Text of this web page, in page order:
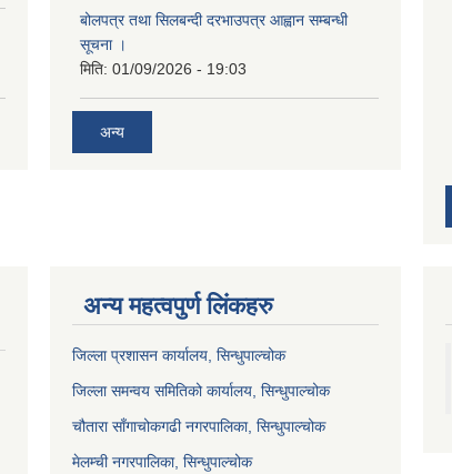
बोलपत्र तथा सिलबन्दी दरभाउपत्र आह्वान सम्बन्धी
सूचना ।
मिति: 01/09/2026 - 19:03
अन्य
अन्य महत्वपुर्ण लिंकहरु
जिल्ला प्रशासन कार्यालय, सिन्धुपाल्चोक
जिल्ला समन्वय समितिको कार्यालय, सिन्धुपाल्चोक
चौतारा साँगाचोकगढी नगरपालिका, सिन्धुपाल्चोक
मेलम्ची नगरपालिका, सिन्धुपाल्चोक